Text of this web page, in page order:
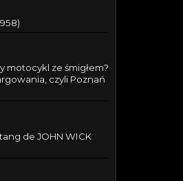
motocykl ze śmigłem?
czyli Poznań
de JOHN WICK